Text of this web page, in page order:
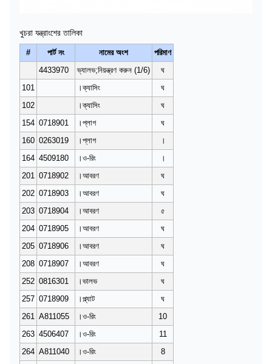
খুচরা যন্ত্রাংশের তালিকা
# পার্ট নং নামের অংশ
পরিমাণ
4433970
ভ্যালভ;নিয়ন্ত্রণ করুন (1/6)
ঘ
101
।ক্যাসিং
ঘ
102
।ক্যাসিং
ঘ
154 0718901 ।প্লাগ
ঘ
160 0263019 ।প্লাগ
।
164 4509180 ।ও-রিং
।
201 0718902 ।আবরণ
ঘ
202 0718903 ।আবরণ
ঘ
203 0718904 ।আবরণ
৫
204 0718905 ।আবরণ
ঘ
205 0718906 ।আবরণ
ঘ
208 0718907 ।আবরণ
ঘ
252 0816301 ।ভালভ
ঘ
257 0718909 ।প্ল্যাট
ঘ
261 A811055 ।ও-রিং
10
263 4506407 ।ও-রিং
11
264 A811040 ।ও-রিং 8